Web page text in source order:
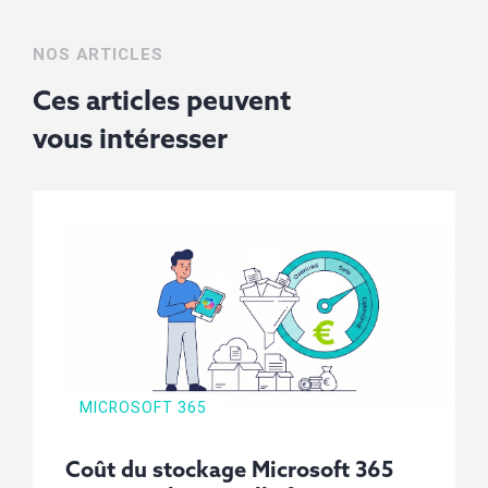
NOS ARTICLES
Ces articles peuvent
vous intéresser
MICROSOFT 365
Coût du stockage Microsoft 365